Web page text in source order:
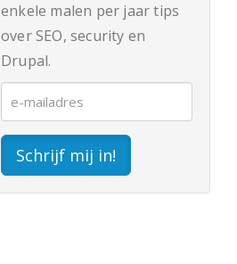
enkele malen per jaar tips
over SEO, security en
Drupal.
Schrijf mij in!